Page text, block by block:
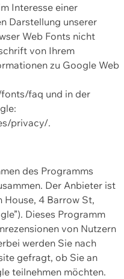
Interesse einer
Darstellung unserer
Web Fonts nicht
von Ihrem
zu Google Web
faq und in der
privacy/.
des Programms
Der Anbieter ist
4 Barrow St,
Dieses Programm
von Nutzern
werden Sie nach
gefragt, ob Sie an
teilnehmen möchten.